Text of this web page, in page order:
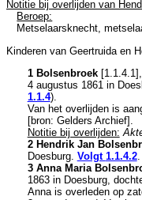
Notitie bij overlijden van
Beroep:
Metselaarsknecht,
Kinderen van Geertruida en
1 Bolsenbroek[1.1.4.1
4 augustus 1861 in
1.1.4).
Van het overlijden is
[bron: Gelders Archief].
Notitie bij overlijden:
2 Hendrik Jan
Doesburg. Volgt 1.1.4.2.
3 Anna Maria
1863 in Doesburg,
Anna is overleden op